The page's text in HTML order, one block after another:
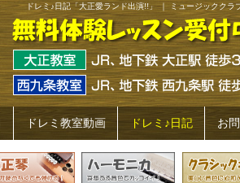
ドレミ♪日記「大正愛ランド出演!!」 ｜ ミュージッククラ
ドレミ教室動画 ドレミ♪日記 お